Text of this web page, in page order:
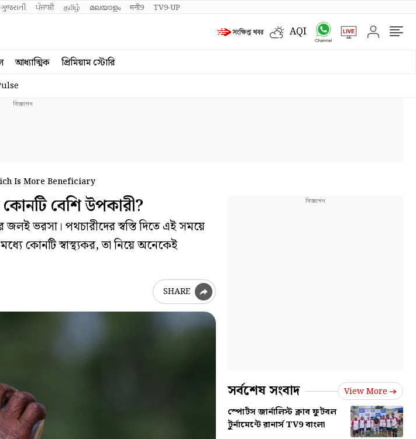
ગુજરાતી ਪੰਜਾਬੀ தமிழ் മലയാളം मनी9 TV9-UP
AQI
আধ্যাত্মিক প্রিমিয়াম স্টোরি
Is More Beneficiary
বেশি উপকারী?
জলই ভরসা। পথচারীদের স্বস্তি দিতে এই সময়ে
কোনটি স্বাস্থ্যকর, তা নিয়ে অনেকেই
SHARE
সর্বশেষ সংবাদ View More
স্পোর্টস জার্নালিস্ট ক্লাব ফুটবল
টুর্নামেন্টে রানার্স TV9 বাংলা